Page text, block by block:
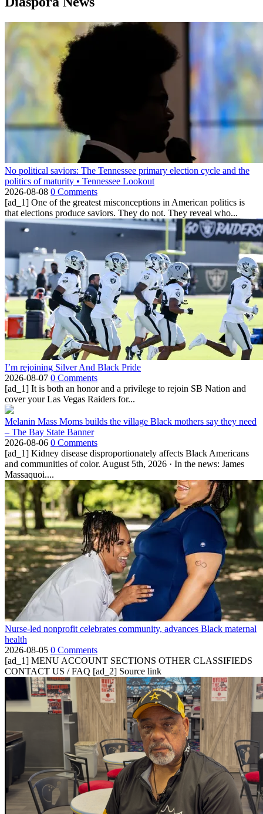
No political saviors: The Tennessee primary election cycle and the
politics of maturity • Tennessee Lookout
2026-08-08 0 Comments
[ad_1] One of the greatest misconceptions in American politics is
that elections produce saviors. They do not. They reveal who...
I’m rejoining Silver And Black Pride
2026-08-07 0 Comments
[ad_1] It is both an honor and a privilege to rejoin SB Nation and
cover your Las Vegas Raiders for...
Melanin Mass Moms builds the village Black mothers say they need
– The Bay State Banner
2026-08-06 0 Comments
[ad_1] Kidney disease disproportionately affects Black Americans
and communities of color. August 5th, 2026 · In the news: James
Massaquoi....
Nurse-led nonprofit celebrates community, advances Black maternal
health
2026-08-05 0 Comments
[ad_1] MENU ACCOUNT SECTIONS OTHER CLASSIFIEDS
CONTACT US / FAQ [ad_2] Source link